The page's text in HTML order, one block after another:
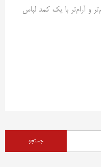
و آرام‌تر با یک کمد لباس